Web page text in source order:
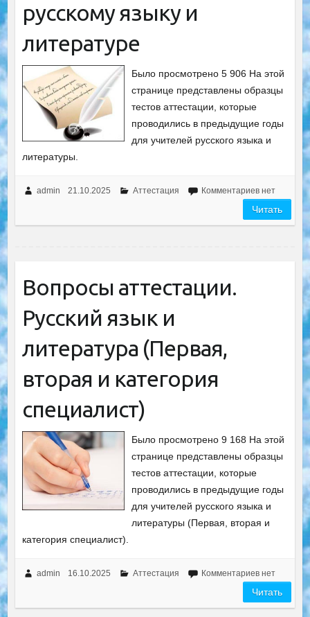
русскому языку и
литературе
Было просмотрено 5 906 На этой
странице представлены образцы
тестов аттестации, которые
проводились в предыдущие годы
для учителей русского языка и
литературы.
admin 21.10.2025 Аттестация Комментариев нет
Читать
Вопросы аттестации.
Русский язык и
литература (Первая,
вторая и категория
специалист)
Было просмотрено 9 168 На этой
странице представлены образцы
тестов аттестации, которые
проводились в предыдущие годы
для учителей русского языка и
литературы (Первая, вторая и
категория специалист).
admin 16.10.2025 Аттестация Комментариев нет
Читать